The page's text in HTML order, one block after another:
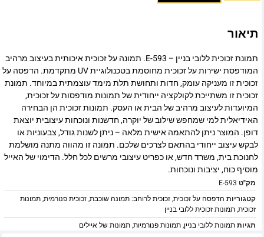
תיאור
תמונת זכוכית ללובי בניין – E-593. תמונה על זכוכית איכותית בעיצוב מרהיב
המודפסת ישירות על זכוכית מחוסמת בטכנולוגיית UV מתקדמת. הדפסה על
זכוכית זו מעניקה עומק, חדות ותחושת תלת מימד עוצמתית במיוחד. תמונת
זכוכית זו משתייכת לקולקציה ייחודית של תמונות מודפסות על זכוכית,
המיועדות לעיצוב מרהיב של הבית או העסק. תמונות זכוכית הן הבחירה
האידיאלית למי שמחפש שילוב של יוקרה, חדשנות ונוכחות עיצובית יוצאת
דופן. המוצר ניתן להתאמה אישית מלאה – ניתן לשנות גודל, צבעוניות או
לבקש עיצוב ייחודי בהתאם לצרכים שלכם. תמונה זו מהווה מתנה מושלמת
לחנוכת בית, משרד חדש, או כפריט עיצובי מרשים לכל חלל. הדימוי של האייל
מוסיף כוח, יציבות ונוכחות.
מק"ט E-593
קטגוריות הדפסה על זכוכית,זכוכית לרוחב: תמונה שוכבת,זכוכית פנורמית,תמונות
זכוכית,תמונות זכוכית ללובי בניין
תגיותתמונות ללובי בניין,תמונות פנורמיות,תמונות של איילים